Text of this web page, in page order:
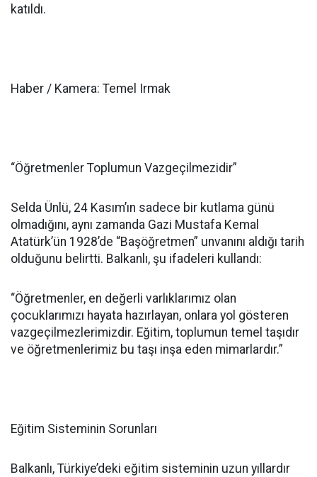
katıldı.
Haber / Kamera: Temel Irmak
“Öğretmenler Toplumun Vazgeçilmezidir”
Selda Ünlü, 24 Kasım’ın sadece bir kutlama günü
olmadığını, aynı zamanda Gazi Mustafa Kemal
Atatürk’ün 1928’de “Başöğretmen” unvanını aldığı tarih
olduğunu belirtti. Balkanlı, şu ifadeleri kullandı:
“Öğretmenler, en değerli varlıklarımız olan
çocuklarımızı hayata hazırlayan, onlara yol gösteren
vazgeçilmezlerimizdir. Eğitim, toplumun temel taşıdır
ve öğretmenlerimiz bu taşı inşa eden mimarlardır.”
Eğitim Sisteminin Sorunları
Balkanlı, Türkiye’deki eğitim sisteminin uzun yıllardır